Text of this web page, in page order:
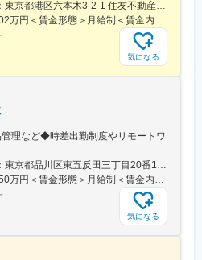
気になる
理など◆時差出勤制度やリモートワ
気になる